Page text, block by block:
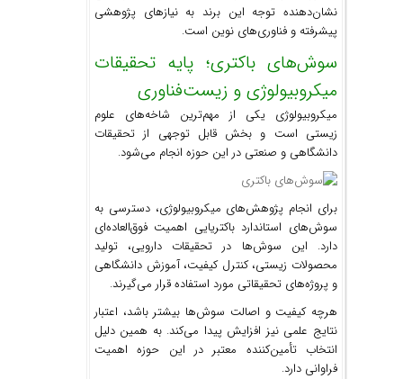
نشان‌دهنده توجه این برند به نیازهای پژوهشی
پیشرفته و فناوری‌های نوین است.
سوش‌های باکتری؛ پایه تحقیقات
میکروبیولوژی و زیست‌فناوری
میکروبیولوژی یکی از مهم‌ترین شاخه‌های علوم
زیستی است و بخش قابل توجهی از تحقیقات
دانشگاهی و صنعتی در این حوزه انجام می‌شود.
برای انجام پژوهش‌های میکروبیولوژی، دسترسی به
سوش‌های استاندارد باکتریایی اهمیت فوق‌العاده‌ای
دارد. این سوش‌ها در تحقیقات دارویی، تولید
محصولات زیستی، کنترل کیفیت، آموزش دانشگاهی
و پروژه‌های تحقیقاتی مورد استفاده قرار می‌گیرند.
هرچه کیفیت و اصالت سوش‌ها بیشتر باشد، اعتبار
نتایج علمی نیز افزایش پیدا می‌کند. به همین دلیل
انتخاب تأمین‌کننده معتبر در این حوزه اهمیت
فراوانی دارد.